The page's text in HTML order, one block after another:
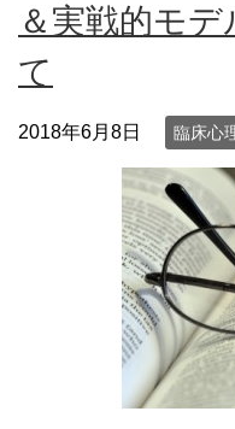
＆実戦的モ
て
2018年6月8日 臨床心